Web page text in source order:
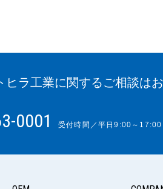
ヒラ工業に関するご相談は
0001 受付時間／平日9:00～17:00